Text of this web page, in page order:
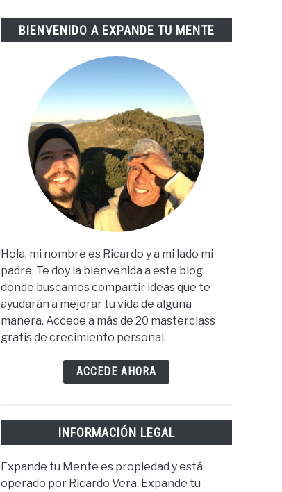
BIENVENIDO A EXPANDE TU MENTE
Hola, mi nombre es Ricardo y a mi lado mi
padre. Te doy la bienvenida a este blog
donde buscamos compartir ideas que te
ayudarán a mejorar tu vida de alguna
manera. Accede a más de 20 masterclass
gratis de crecimiento personal.
ACCEDE AHORA
INFORMACIÓN LEGAL
Expande tu Mente es propiedad y está
operado por Ricardo Vera. Expande tu